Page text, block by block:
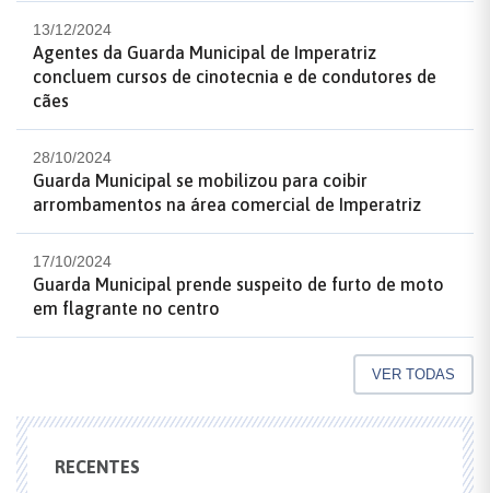
13/12/2024
Agentes da Guarda Municipal de Imperatriz
concluem cursos de cinotecnia e de condutores de
cães
28/10/2024
Guarda Municipal se mobilizou para coibir
arrombamentos na área comercial de Imperatriz
17/10/2024
Guarda Municipal prende suspeito de furto de moto
em flagrante no centro
VER TODAS
RECENTES